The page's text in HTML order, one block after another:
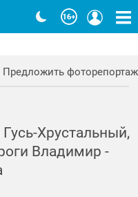
Предложить фоторепортаж
Хрустальный,
Владимир -